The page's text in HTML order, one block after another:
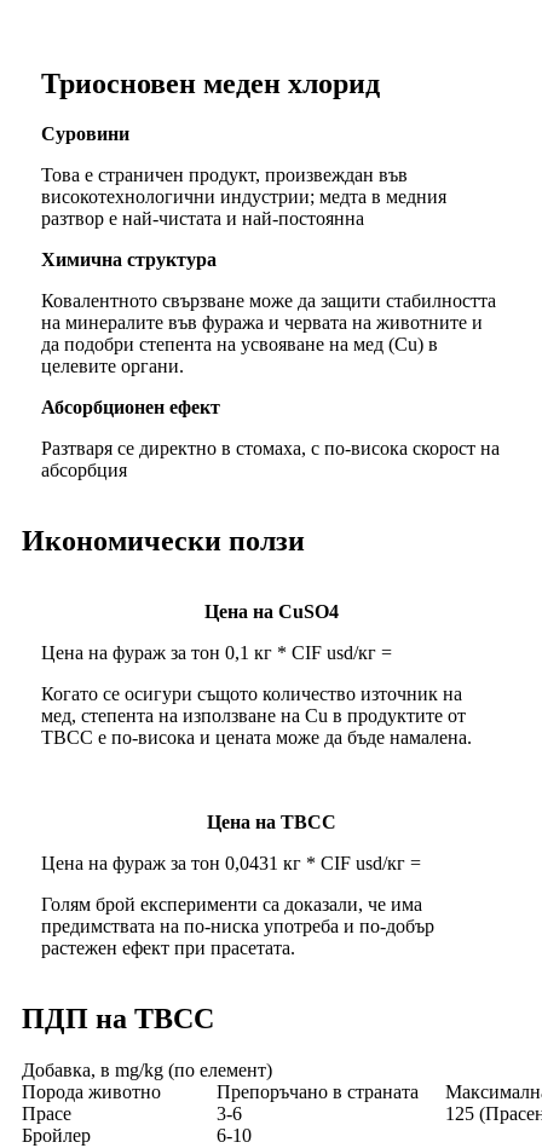
Триосновен меден хлорид
Суровини
Това е страничен продукт, произвеждан във
високотехнологични индустрии; медта в медния
разтвор е най-чистата и най-постоянна
Химична структура
Ковалентното свързване може да защити стабилността
на минералите във фуража и червата на животните и
да подобри степента на усвояване на мед (Cu) в
целевите органи.
Абсорбционен ефект
Разтваря се директно в стомаха, с по-висока скорост на
абсорбция
Икономически ползи
Цена на CuSO4
Цена на фураж за тон 0,1 кг * CIF usd/кг =
Когато се осигури същото количество източник на
мед, степента на използване на Cu в продуктите от
TBCC е по-висока и цената може да бъде намалена.
Цена на TBCC
Цена на фураж за тон 0,0431 кг * CIF usd/кг =
Голям брой експерименти са доказали, че има
предимствата на по-ниска употреба и по-добър
растежен ефект при прасетата.
ПДП на TBCC
Добавка, в mg/kg (по елемент)
Порода животно
Препоръчано в страната
Прасе
3-6
125
Бройлер
6-10